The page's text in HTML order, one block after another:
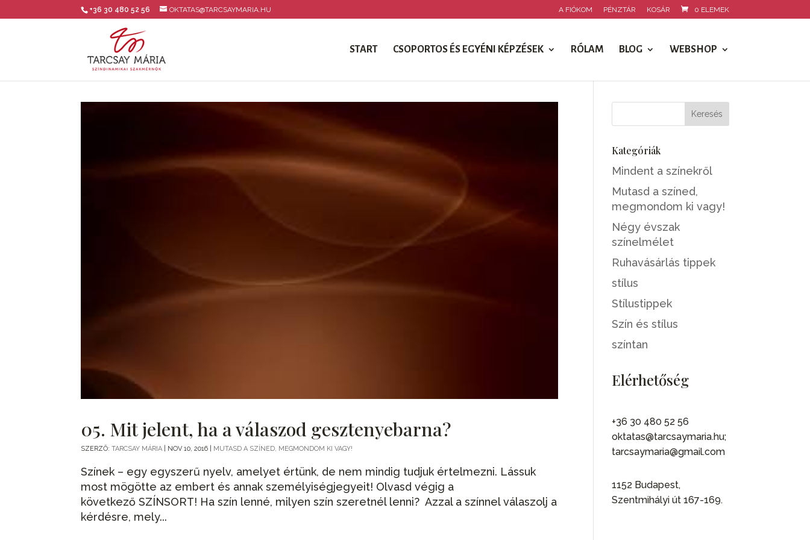
+36 30 480 52 56 OKTATAS@TARCSAYMARIA.HU A FIÓKOM PÉNZTÁR KOSÁR 0 ELEMEK
START CSOPORTOS ÉS EGYÉNI KÉPZÉSEK RÓLAM BLOG WEBSHOP
05. Mit jelent, ha a válaszod gesztenyebarna?
SZERZŐ:TARCSAY MÁRIA NOV 10, 2016 MUTASD A SZÍNED, MEGMONDOM KI VAGY!
Színek – egy egyszerű nyelv, amelyet értünk, de nem mindig tudjuk értelmezni. Lássuk
most mögötte az embert és annak személyiségjegyeit! Olvasd végig a
következő SZÍNSORT! Ha szín lenné, milyen szín szeretnél lenni? Azzal a színnel válaszolj a
kérdésre, mely...
Kategóriák
Mindent a színekről
Mutasd a színed,
megmondom ki vagy!
Négy évszak
színelmélet
Ruhavásárlás tippek
stílus
Stílustippek
Szín és stílus
színtan
Elérhetőség
+36 30 480 52 56
oktatas@tarcsaymaria.hu;
tarcsaymaria@gmail.com
1152 Budapest,
Szentmihályi út 167-169.